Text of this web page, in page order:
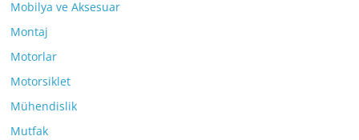
Mobilya ve Aksesuar
Montaj
Motorlar
Motorsiklet
Mühendislik
Mutfak